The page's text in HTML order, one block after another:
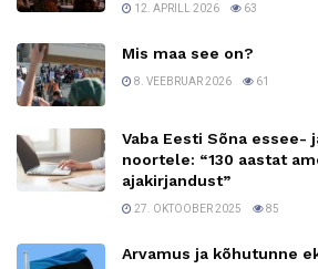
12. APRILL 2026 63
Mis maa see on?
8. VEEBRUAR 2026 61
Vaba Eesti Sõna essee-
noortele: “130 aastat
ajakirjandust”
27. OKTOOBER 2025 85
Arvamus ja kõhutunne